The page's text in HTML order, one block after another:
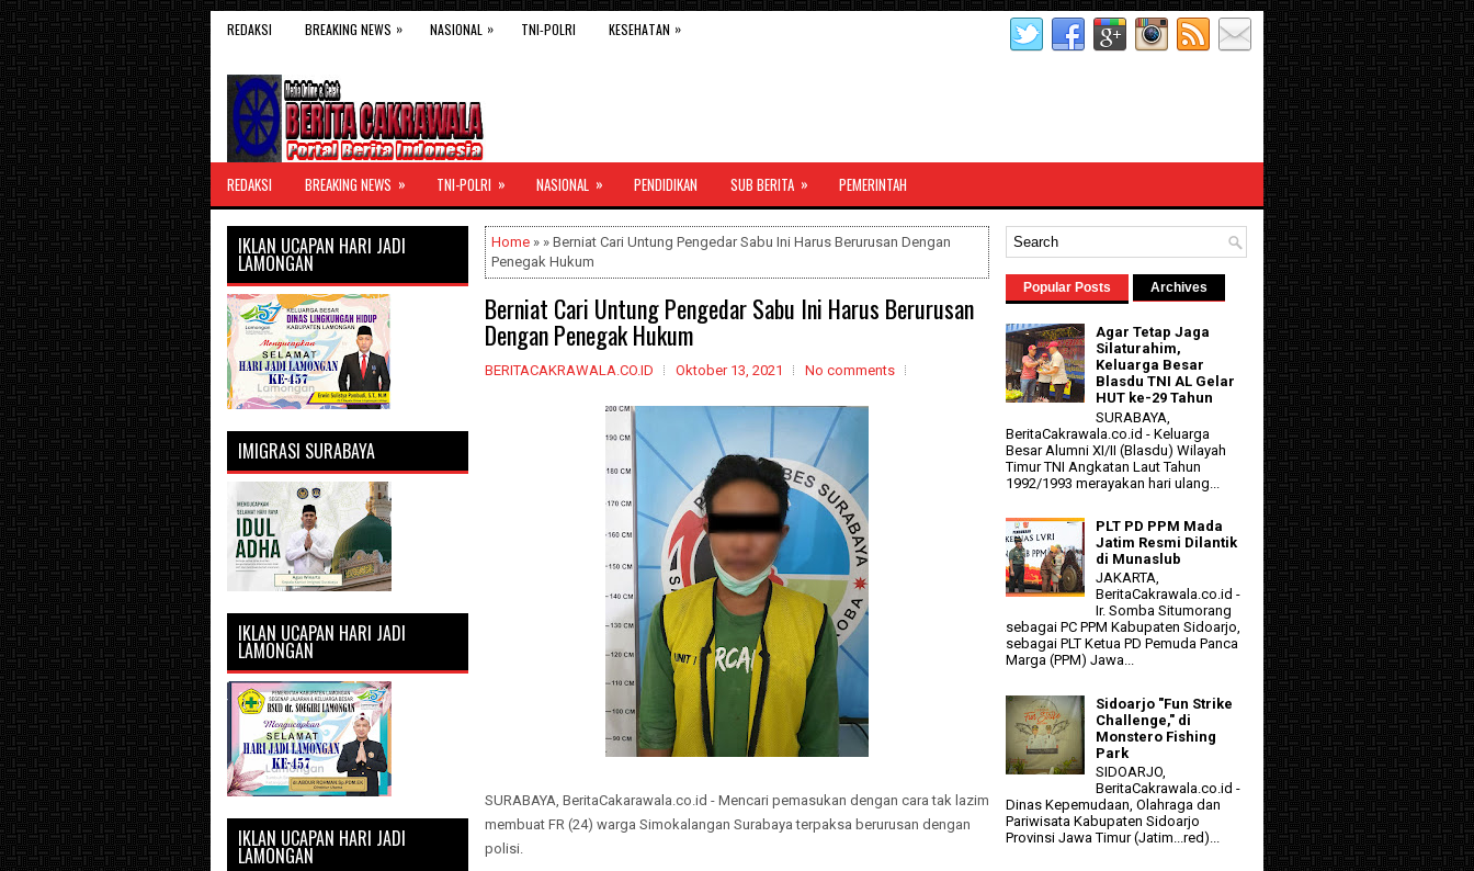
REDAKSI BREAKING NEWS » NASIONAL » TNI-POLRI KESEHATAN »
REDAKSI BREAKING NEWS » TNI-POLRI » NASIONAL » PENDIDIKAN SUB BERITA » PEMERINTAH
Home » » Berniat Cari Untung Pengedar Sabu Ini Harus Berurusan Dengan
Penegak Hukum
Berniat Cari Untung Pengedar Sabu Ini Harus Berurusan
Dengan Penegak Hukum
BERITACAKRAWALA.CO.ID Oktober 13, 2021 No comments
SURABAYA, BeritaCakarawala.co.id - Mencari pemasukan dengan cara tak lazim
membuat FR (24) warga Simokalangan Surabaya terpaksa berurusan dengan
polisi.
IKLAN UCAPAN HARI JADI
LAMONGAN
IMIGRASI SURABAYA
IKLAN UCAPAN HARI JADI
LAMONGAN
IKLAN UCAPAN HARI JADI
LAMONGAN
Popular Posts Archives
Agar Tetap Jaga
Silaturahim,
Keluarga Besar
Blasdu TNI AL Gelar
HUT ke-29 Tahun
SURABAYA,
BeritaCakrawala.co.id - Keluarga
Besar Alumni XI/II (Blasdu) Wilayah
Timur TNI Angkatan Laut Tahun
1992/1993 merayakan hari ulang...
PLT PD PPM Mada
Jatim Resmi Dilantik
di Munaslub
JAKARTA,
BeritaCakrawala.co.id -
Ir. Somba Situmorang
sebagai PC PPM Kabupaten Sidoarjo,
sebagai PLT Ketua PD Pemuda Panca
Marga (PPM) Jawa...
Sidoarjo "Fun Strike
Challenge," di
Monstero Fishing
Park
SIDOARJO,
BeritaCakrawala.co.id -
Dinas Kepemudaan, Olahraga dan
Pariwisata Kabupaten Sidoarjo
Provinsi Jawa Timur (Jatim...red)...